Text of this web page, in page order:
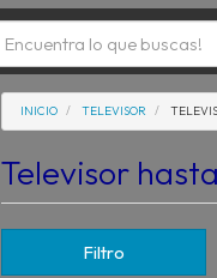
INICIO TELEVISOR
Televisor
Filtro